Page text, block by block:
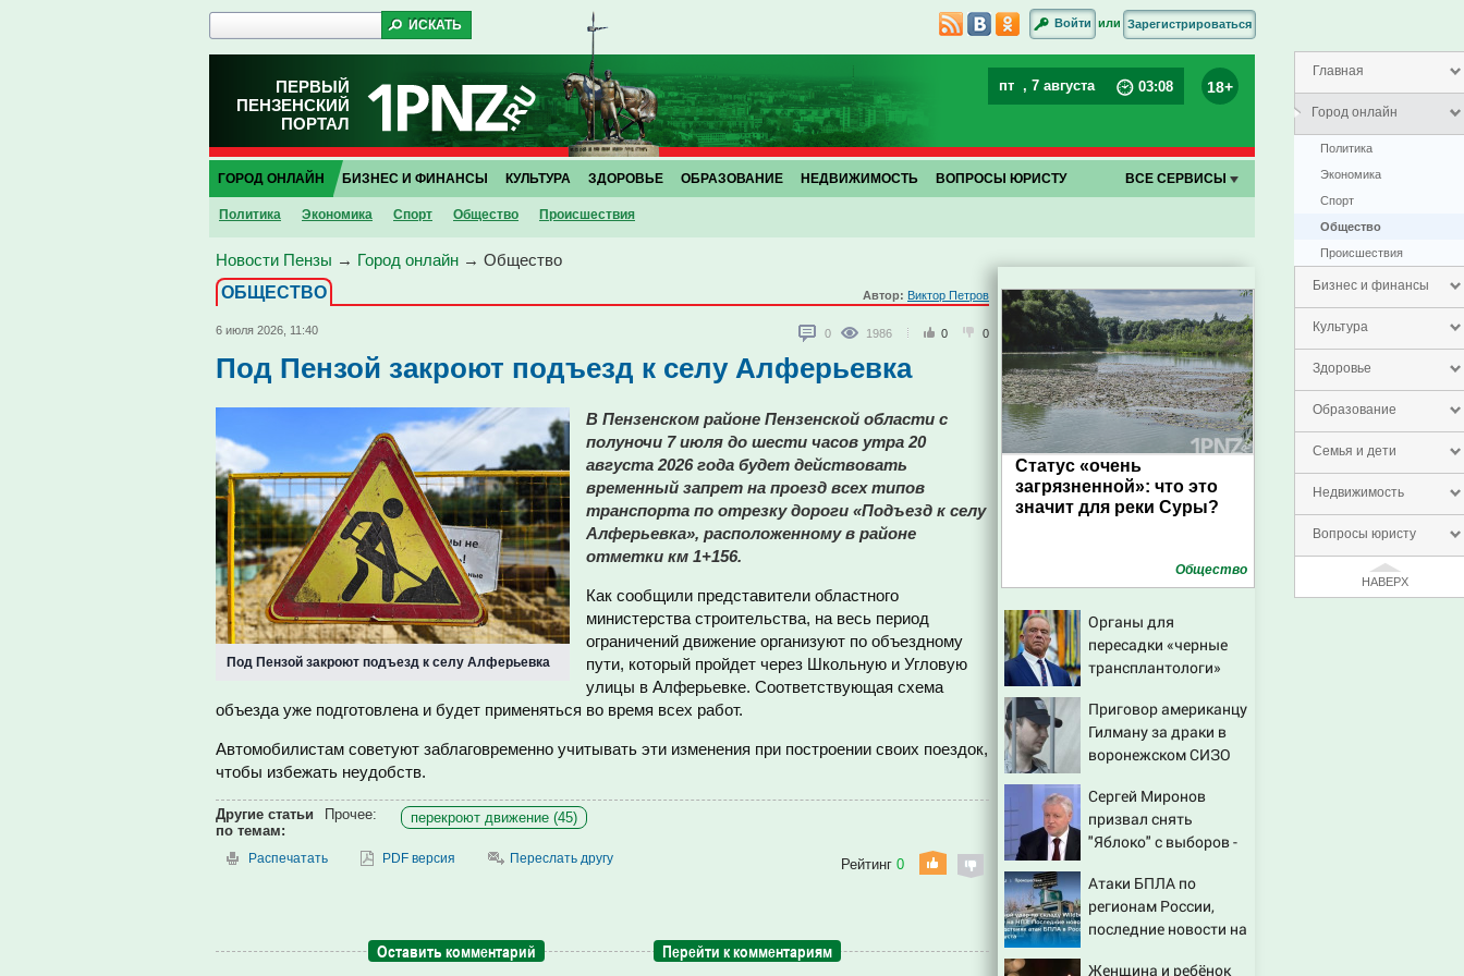
Главная
Город онлайн
Политика
Экономика
Спорт
Общество
Проиcшествия
Бизнес и финансы
Культура
Здоровье
Образование
Семья и дети
Недвижимость
Вопросы юристу
НАВЕРХ
Войти или Зарегистрироваться
ПЕРВЫЙ
ПЕНЗЕНСКИЙ
ПОРТАЛ
пт , 7 августа 03:08 18+
ГОРОД ОНЛАЙН
Политика Экономика Спорт Общество Проиcшествия
БИЗНЕС И ФИНАНСЫ КУЛЬТУРА ЗДОРОВЬЕ ОБРАЗОВАНИЕ НЕДВИЖИМОСТЬ ВОПРОСЫ ЮРИСТУ ВСЕ СЕРВИСЫ
Новости Пензы → Город онлайн → Общество
ОБЩЕСТВО
Автор: Виктор Петров
6 июля 2026, 11:40 0 1986 0 0
Под Пензой закроют подъезд к селу Алферьевка
Под Пензой закроют подъезд к селу Алферьевка
В Пензенском районе Пензенской области с
полуночи 7 июля до шести часов утра 20
августа 2026 года будет действовать
временный запрет на проезд всех типов
транспорта по отрезку дороги «Подъезд к селу
Алферьевка», расположенному в районе
отметки км 1+156.
Как сообщили представители областного
министерства строительства, на весь период
ограничений движение организуют по объездному
пути, который пройдет через Школьную и Угловую
улицы в Алферьевке. Соответствующая схема
объезда уже подготовлена и будет применяться во время всех работ.
Автомобилистам советуют заблаговременно учитывать эти изменения при построении своих поездок,
чтобы избежать неудобств.
Другие статьи
по темам:
Прочее: перекроют движение (45)
Распечатать PDF версия Переслать другу Рейтинг 0
Оставить комментарий Перейти к комментариям
Статус «очень
загрязненной»: что это
значит для реки Суры?
Общество
Органы для
пересадки «черные
трансплантологи»
живых пациентов
Приговор американцу
Гилману за драки в
воронежском СИЗО
ужесточить - Новости
на Вести.ru
Сергей Миронов
призвал снять
"Яблоко" с выборов -
Атаки БПЛА по
регионам России,
последние новости на
Женщина и ребёнок